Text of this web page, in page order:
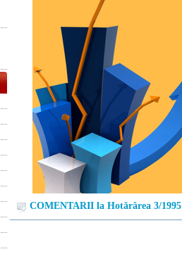
COMENTARII la Hotărârea 3/1995